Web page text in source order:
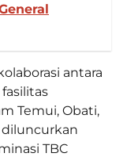
antara
Temui, Obati,
diluncurkan
TBC